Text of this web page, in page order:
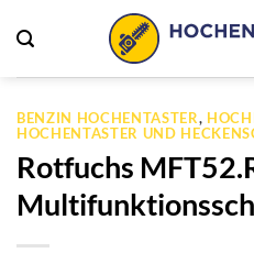
Inhalt
springen
BENZIN HOCHENTASTER,
HOCHENTASTER UND
Rotfuchs